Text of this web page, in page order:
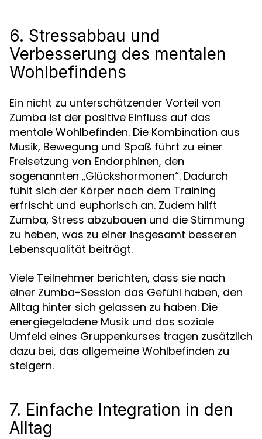
6. Stressabbau und
Verbesserung des mentalen
Wohlbefindens
Ein nicht zu unterschätzender Vorteil von
Zumba ist der positive Einfluss auf das
mentale Wohlbefinden. Die Kombination aus
Musik, Bewegung und Spaß führt zu einer
Freisetzung von Endorphinen, den
sogenannten „Glückshormonen“. Dadurch
fühlt sich der Körper nach dem Training
erfrischt und euphorisch an. Zudem hilft
Zumba, Stress abzubauen und die Stimmung
zu heben, was zu einer insgesamt besseren
Lebensqualität beiträgt.
Viele Teilnehmer berichten, dass sie nach
einer Zumba-Session das Gefühl haben, den
Alltag hinter sich gelassen zu haben. Die
energiegeladene Musik und das soziale
Umfeld eines Gruppenkurses tragen zusätzlich
dazu bei, das allgemeine Wohlbefinden zu
steigern.
7. Einfache Integration in den
Alltag